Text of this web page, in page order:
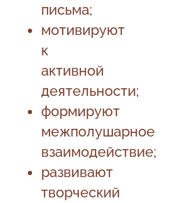
письма;
мотивируют
к
активной
деятельности;
формируют
межполушарное
взаимодействие;
развивают
творческий